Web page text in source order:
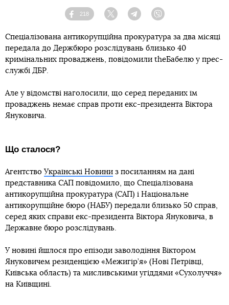
Facebook
218
Twitter TelegramViber
Спеціалізована антикорупційна прокуратура за два місяці
передала до Держбюро розслідувань близько 40
кримінальних проваджень, повідомили theБабелю у прес-
службі ДБР.
Але у відомстві наголосили, що серед переданих їм
проваджень немає справ проти екс-президента Віктора
Януковича.
Що сталося?
Агентство Українські Новини з посиланням на дані
представника САП повідомило, що Спеціалізована
антикорупційна прокуратура (САП) і Національне
антикорупційне бюро (НАБУ) передали близько 50 справ,
серед яких справи екс-президента Віктора Януковича, в
Державне бюро розслідувань.
У новині йшлося про епізоди заволодіння Віктором
Януковичем резиденцією «Межигір’я» (Нові Петрівці,
Київська область) та мисливськими угіддями «Сухолуччя»
на Київщині.